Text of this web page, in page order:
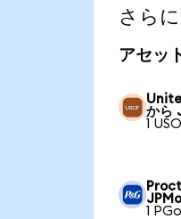
さら
アセッ
から
1
1